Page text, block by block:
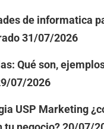
de informatica
31/07/2026
Qué son,
07/2026
USP Marketing